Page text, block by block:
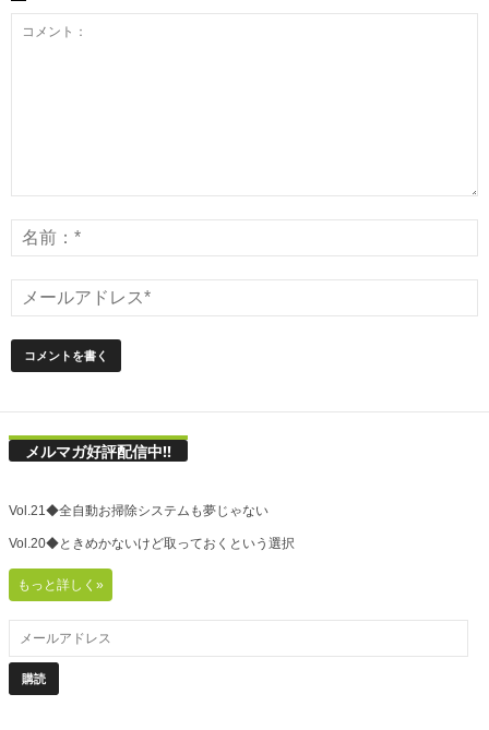
メルマガ好評配信中!!
Vol.21◆全自動お掃除システムも夢じゃない
Vol.20◆ときめかないけど取っておくという選択
もっと詳しく»